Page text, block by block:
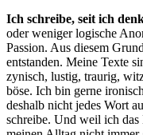
Ich schreibe, seit ich
oder weniger logische
Passion. Aus diesem
entstanden. Meine Texte
zynisch, lustig, traurig,
böse. Ich bin gerne
deshalb nicht jedes Wort
schreibe. Und weil ich